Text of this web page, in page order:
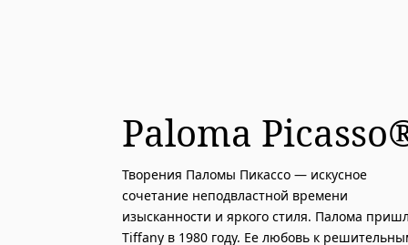
Paloma
Творения Паломы Пикассо — искусное
сочетание неподвластной времени
изысканности и яркого стиля. Палома
Tiffany в 1980 году. Ее любовь к